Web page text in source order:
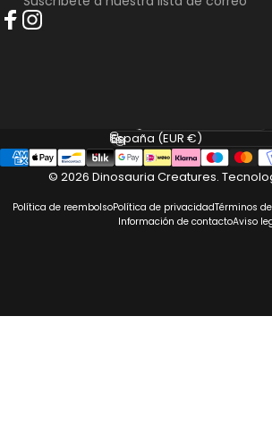
© 2026 Dinosauria Creatures.
Política de reembolsoPolítica de privacidadTérminos
Información de contactoAviso
Idioma
País/región